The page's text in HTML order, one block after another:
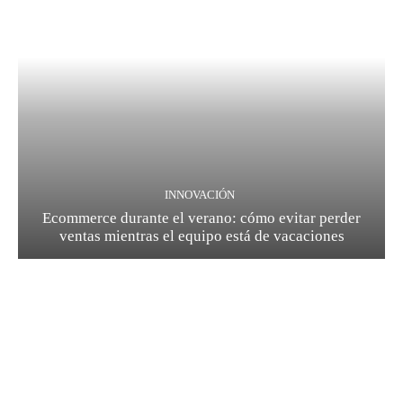
INNOVACIÓN
Ecommerce durante el verano: cómo evitar perder
ventas mientras el equipo está de vacaciones